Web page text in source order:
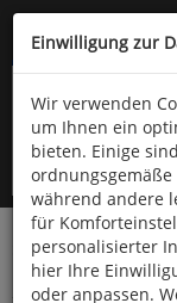
Kompletten
Startseite Bücher
Der Falke
Einwilligung zur
Wir verwenden
um Ihnen ein
bieten. Einige
während andere
für
personalisierter
hier Ihre
oder anpassen.